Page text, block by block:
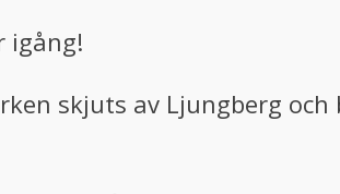
igång!
skjuts av Ljungberg